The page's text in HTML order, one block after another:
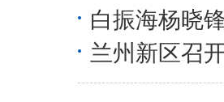
白振海杨晓
兰州新区召